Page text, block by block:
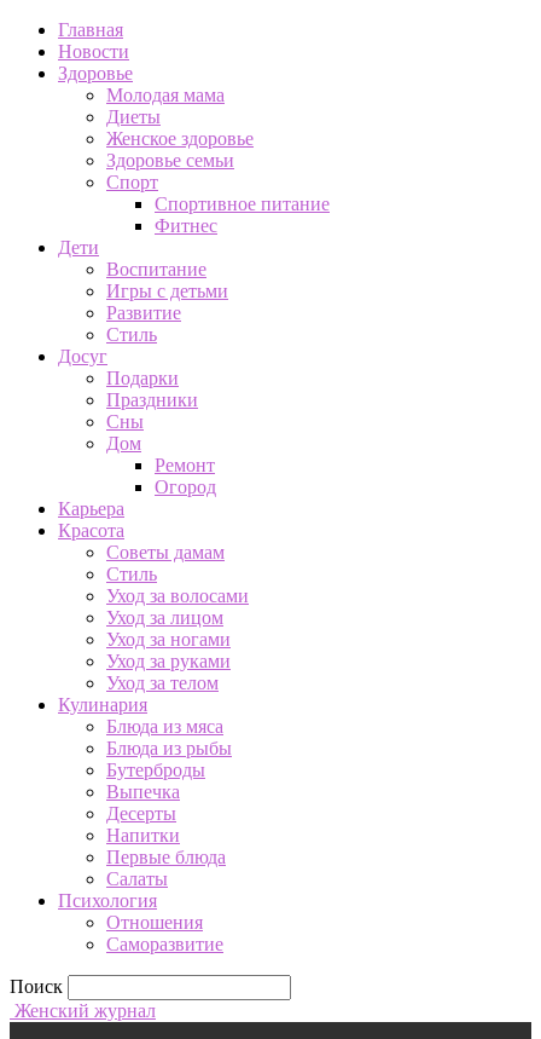
Главная
Новости
Здоровье
Молодая мама
Диеты
Женское здоровье
Здоровье семьи
Спорт
Спортивное питание
Фитнес
Дети
Воспитание
Игры с детьми
Развитие
Стиль
Досуг
Подарки
Праздники
Сны
Дом
Ремонт
Огород
Карьера
Красота
Советы дамам
Стиль
Уход за волосами
Уход за лицом
Уход за ногами
Уход за руками
Уход за телом
Кулинария
Блюда из мяса
Блюда из рыбы
Бутерброды
Выпечка
Десерты
Напитки
Первые блюда
Салаты
Психология
Отношения
Саморазвитие
Поиск
Женский журнал